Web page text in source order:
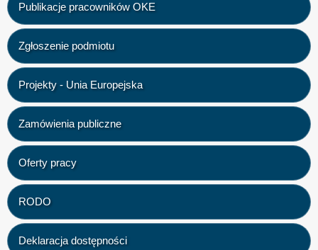
Publikacje pracowników OKE
Zgłoszenie podmiotu
Projekty - Unia Europejska
Zamówienia publiczne
Oferty pracy
RODO
Deklaracja dostępności